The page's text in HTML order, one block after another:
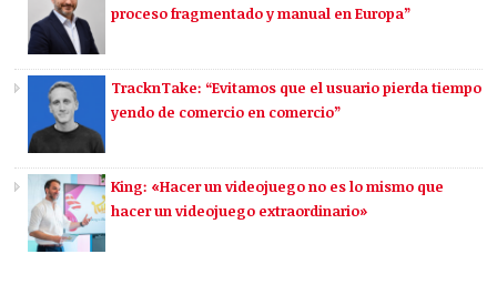
proceso fragmentado y manual en Europa”
TracknTake: “Evitamos que el usuario pierda tiempo
yendo de comercio en comercio”
King: «Hacer un videojuego no es lo mismo que
hacer un videojuego extraordinario»